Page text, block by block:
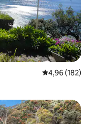
4,96 av 5 i
4,96 (182)